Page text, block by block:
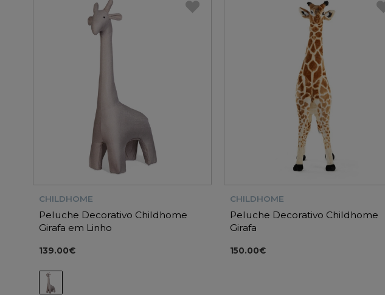
CHILDHOME
Peluche Decorativo Childhome
Girafa em Linho
139.00€
CHILDHOME
Peluche Decorativo Childhome
Girafa
150.00€